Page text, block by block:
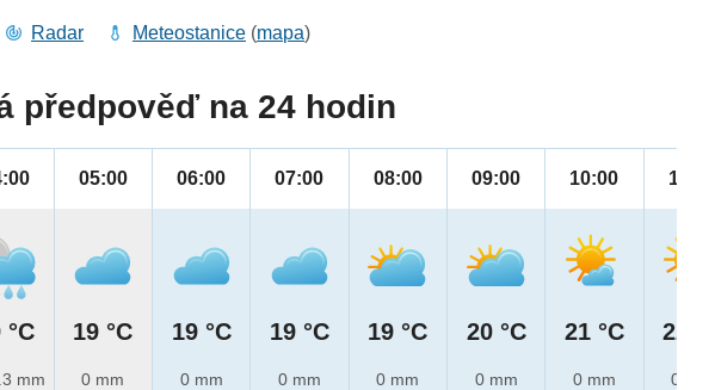
Radar Meteostanice (mapa)
předpověď na 24 hodin
°C
mm
05:00
19 °C
0 mm
06:00
19 °C
0 mm
07:00
19 °C
0 mm
08:00
19 °C
0 mm
09:00
20 °C
0 mm
10:00
21 °C
0 mm
11:00
22 °C
0 mm